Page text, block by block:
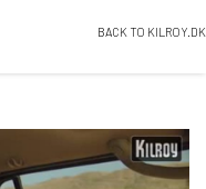
BACK TO KILROY.DK